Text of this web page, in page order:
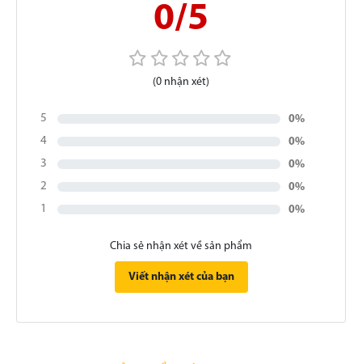
0/5
(0 nhận xét)
5
0%
4
0%
3
0%
2
0%
1
0%
Chia sẻ nhận xét về sản phẩm
Viết nhận xét của bạn